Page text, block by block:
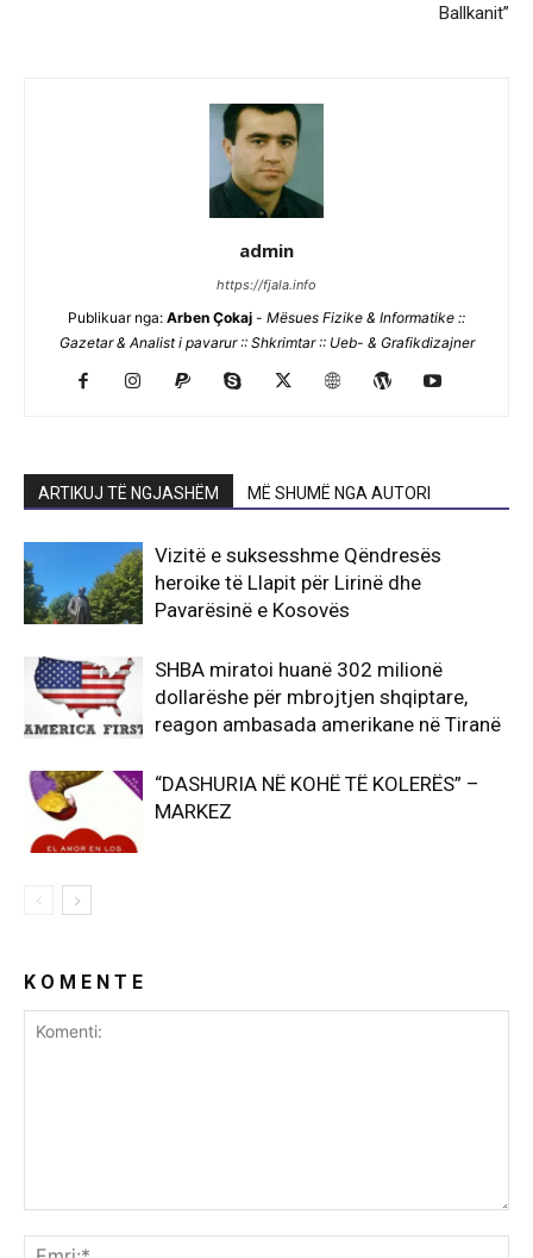
Ballkanit”
admin
https://fjala.info
Publikuar nga: Arben Çokaj - Mësues Fizike & Informatike ::
Gazetar & Analist i pavarur :: Shkrimtar :: Ueb- & Grafikdizajner
ARTIKUJ TË NGJASHËM MË SHUMË NGA AUTORI
Vizitë e suksesshme Qëndresës
heroike të Llapit për Lirinë dhe
Pavarësinë e Kosovës
SHBA miratoi huanë 302 milionë
dollarëshe për mbrojtjen shqiptare,
reagon ambasada amerikane në Tiranë
“DASHURIA NË KOHË TË KOLERËS” –
MARKEZ
K O M E N T E